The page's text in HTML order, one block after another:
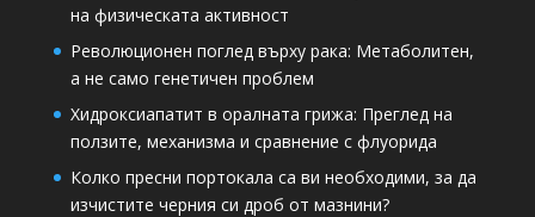
на физическата активност
Революционен поглед върху рака: Метаболитен,
а не само генетичен проблем
Хидроксиапатит в оралната грижа: Преглед на
ползите, механизма и сравнение с флуорида
Колко пресни портокала са ви необходими, за да
изчистите черния си дроб от мазнини?